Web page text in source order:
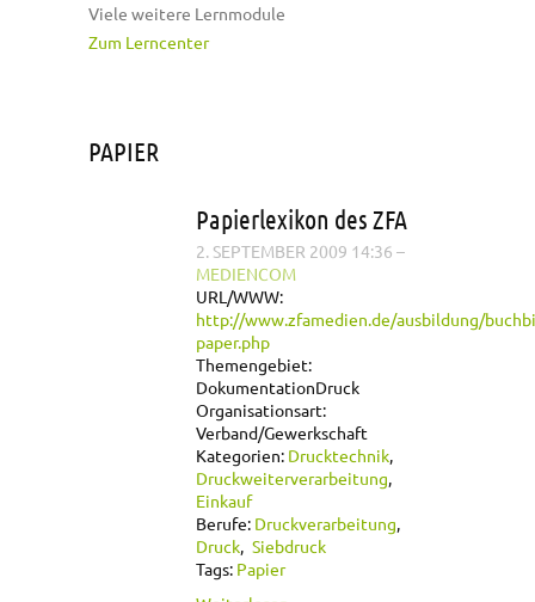
Viele weitere Lernmodule
Zum Lerncenter
PAPIER
Papierlexikon des ZFA
2. SEPTEMBER 2009 14:36 –
MEDIENCOM
URL/WWW:
http://www.zfamedien.de/ausbildung/
paper.php
Themengebiet:
DokumentationDruck
Organisationsart:
Verband/Gewerkschaft
Kategorien: Drucktechnik
Druckweiterverarbeitung
Einkauf
Berufe: Druckverarbeitung
Druck Siebdruck
Tags: Papier